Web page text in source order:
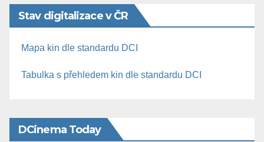
Stav digitalizace v ČR
Mapa kin dle standardu DCI
Tabulka s přehledem kin dle standardu DCI
DCinema Today